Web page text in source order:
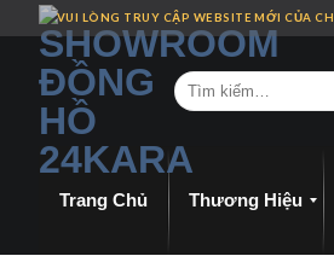
content
VUI LÒNG TRUY CẬP WEBSITE MỚI CỦA
Trang Chủ Thương Hiệu